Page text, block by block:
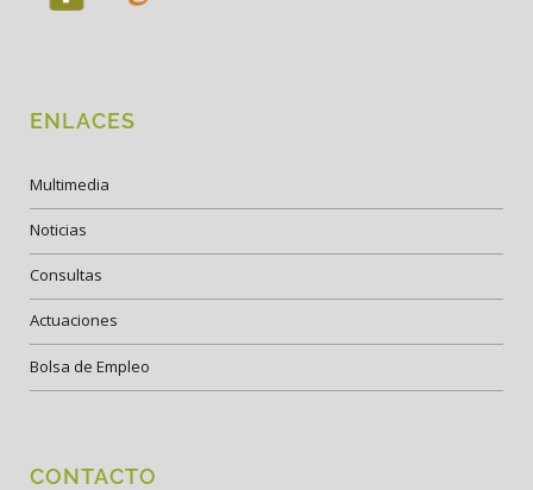
ENLACES
Multimedia
Noticias
Consultas
Actuaciones
Bolsa de Empleo
CONTACTO